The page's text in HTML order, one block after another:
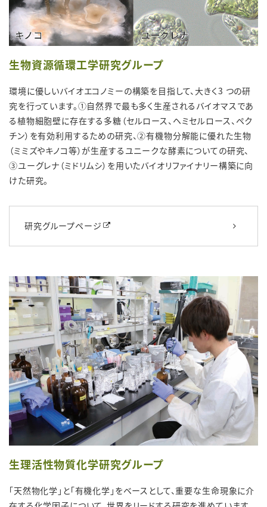
生物資源循環工学研究グループ
環境に優しいバイオエコノミーの構築を目指して、大きく3 つの研
究を行っています。①自然界で最も多く生産されるバイオマスであ
る植物細胞壁に存在する多糖（セルロース、ヘミセルロース、ペク
チン）を有効利用するための研究、②有機物分解能に優れた生物
（ミミズやキノコ等）が生産するユニークな酵素についての研究、
③ユーグレナ（ミドリムシ）を用いたバイオリファイナリー構築に向
けた研究。
研究グループページ
生理活性物質化学研究グループ
「天然物化学」と「有機化学」をベースとして、重要な生命現象に介